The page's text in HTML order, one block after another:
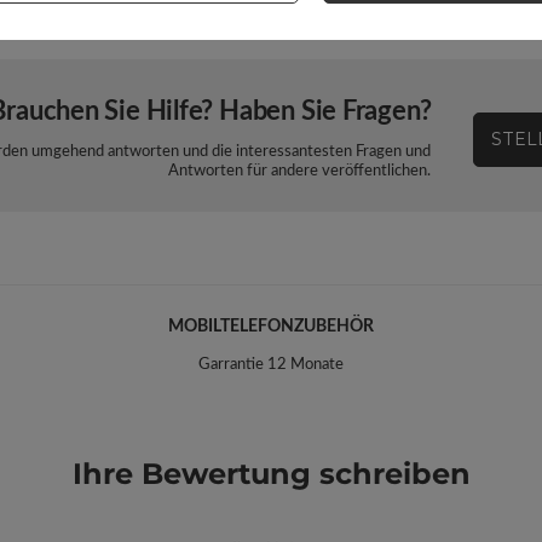
Sie Hilfe? Haben Sie Fragen?
umgehend antworten und die interessantesten Fragen und
Antworten für andere veröffentlichen.
MOBILTELEFONZUBEHÖR
Garrantie 12 Monate
Ihre Bewertung schreiben